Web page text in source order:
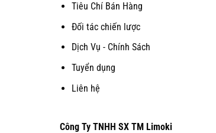
Tiêu Chí Bán Hàng
Đối tác chiến lược
Dịch Vụ - Chính Sách
Tuyển dụng
Liên hệ
Công Ty TNHH SX TM Limoki